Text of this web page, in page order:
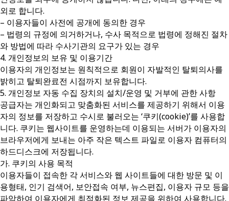
외로 합니다.
– 이용자들이 사전에 공개에 동의한 경우
– 법령의 규정에 의거하거나, 수사 목적으로 법령에 정해진 절차
와 방법에 따라 수사기관의 요구가 있는 경우
4. 개인정보의 보유 및 이용기간
이용자의 개인정보는 원칙적으로 회원이 자발적인 탈퇴의사를
밝히고 탈퇴완료전 시점까지 보유합니다.
5. 개인정보 자동 수집 장치의 설치/운영 및 거부에 관한 사항
공급자는 개인화되고 맞춤화된 서비스를 제공하기 위해서 이용
자의 정보를 저장하고 수시로 불러오는 ‘쿠키(cookie)’를 사용합
니다. 쿠키는 웹사이트를 운영하는데 이용되는 서버가 이용자의
브라우저에게 보내는 아주 작은 텍스트 파일로 이용자 컴퓨터의
하드디스크에 저장됩니다.
가. 쿠키의 사용 목적
이용자들이 접속한 각 서비스와 웹 사이트들에 대한 방문 및 이
용형태, 인기 검색어, 보안접속 여부, 뉴스편집, 이용자 규모 등을
파악하여 이용자에게 최적화된 정보 제공을 위하여 사용합니다.